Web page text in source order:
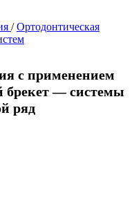
/ Ортодонтическая
с применением
брекет — системы
ряд